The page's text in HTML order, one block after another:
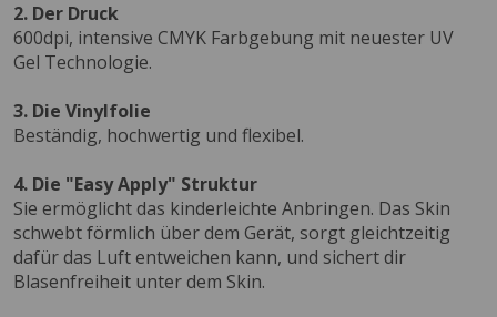
2. Der Druck
600dpi, intensive CMYK Farbgebung mit neuester UV
Gel Technologie.
3. Die Vinylfolie
Beständig, hochwertig und flexibel.
4. Die "Easy Apply" Struktur
Sie ermöglicht das kinderleichte Anbringen. Das Skin
schwebt förmlich über dem Gerät, sorgt gleichtzeitig
dafür das Luft entweichen kann, und sichert dir
Blasenfreiheit unter dem Skin.